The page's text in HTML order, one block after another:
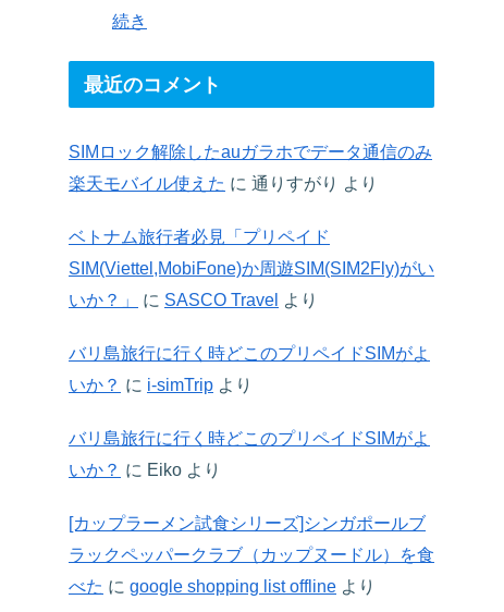
続き
最近のコメント
SIMロック解除したauガラホでデータ通信のみ
楽天モバイル使えた に 通りすがり より
ベトナム旅行者必見「プリペイド
SIM(Viettel,MobiFone)か周遊SIM(SIM2Fly)がい
いか？」
に SASCO Travel より
バリ島旅行に行く時どこのプリペイドSIMがよ
いか？ に i-simTrip より
バリ島旅行に行く時どこのプリペイドSIMがよ
いか？ に Eiko より
[カップラーメン試食シリーズ]シンガポールブ
ラックペッパークラブ（カップヌードル）を食
べた に google shopping list offline より